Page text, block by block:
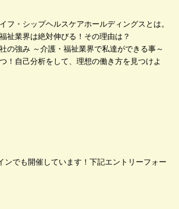
フ・シップヘルスケアホールディングスとは。
祉業界は絶対伸びる！その理由は？
の強み ～介護・福祉業界で私達ができる事～
！自己分析をして、理想の働き方を見つけよ
ンでも開催しています！下記エントリーフォー